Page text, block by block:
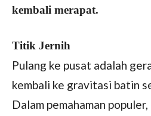
kembali merapat.
Titik Jernih
Pulang ke pusat adalah
kembali ke gravitasi batin
Dalam pemahaman